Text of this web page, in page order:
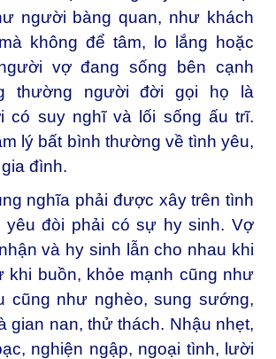
người bàng quan, như khách
không để tâm, lo lắng hoặc
vợ đang sống bên cạnh
thường người đời gọi họ là
có suy nghĩ và lối sống ấu trĩ.
lý bất bình thường về tình yêu,
đình.
nghĩa phải được xây trên tình
yêu đòi phải có sự hy sinh. Vợ
và hy sinh lẫn cho nhau khi
khi buồn, khỏe mạnh cũng như
cũng như nghèo, sung sướng,
gian nan, thử thách. Nhậu nhẹt,
nghiện ngập, ngoại tình, lười